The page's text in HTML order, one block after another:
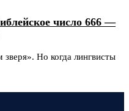
число 666 —
Но когда лингвисты